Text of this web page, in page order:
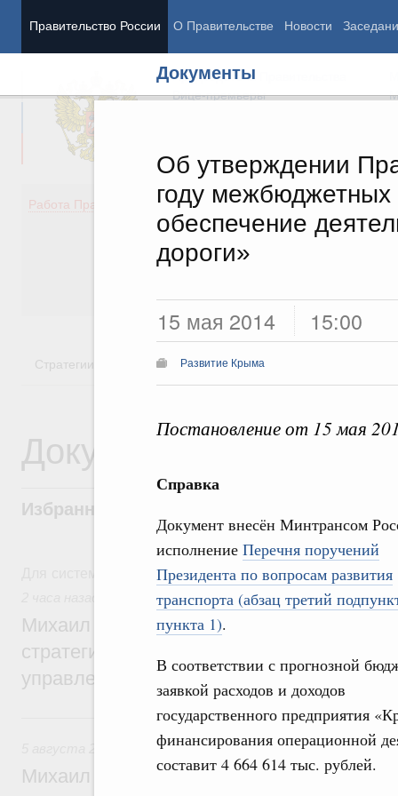
Правительство России О Правительстве Новости
Документы
Об утверждении
году
обеспечение
дороги»
15 мая 2014 15:00
Развитие Крыма
Постановление от 15 мая
Справка
Документ внесён Минтрансом
исполнение Перечня поручений
Президента по вопросам развития
транспорта (абзац третий
пункта 1).
В соответствии с прогнозной
заявкой расходов и доходов
государственного предприятия
финансирования операционной
составит 4 664 614 тыс. рублей.
Председатель Правительства
Вице-премьеры
Работа Правительства
Демография
Здоровье
Культура
Государство
Стратегии Государственные программы
Документы
Избранные документы со справками к
Для системного поиска перейдите в раздел "Поиск по
Технологическое развитие. Инновации
Михаил Мишустин дал поручения по
стратегической сессии о
управления научно-технологическим
Вчера
Вопросы производительности труда и
Михаил Мишустин дал поручения по